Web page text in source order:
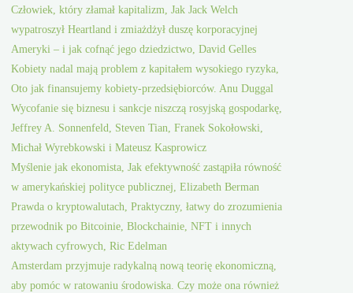
Człowiek, który złamał kapitalizm, Jak Jack Welch
wypatroszył Heartland i zmiażdżył duszę korporacyjnej
Ameryki – i jak cofnąć jego dziedzictwo, David Gelles
Kobiety nadal mają problem z kapitałem wysokiego ryzyka,
Oto jak finansujemy kobiety-przedsiębiorców. Anu Duggal
Wycofanie się biznesu i sankcje niszczą rosyjską gospodarkę,
Jeffrey A. Sonnenfeld, Steven Tian, Franek Sokołowski,
Michał Wyrebkowski i Mateusz Kasprowicz
Myślenie jak ekonomista, Jak efektywność zastąpiła równość
w amerykańskiej polityce publicznej, Elizabeth Berman
Prawda o kryptowalutach, Praktyczny, łatwy do zrozumienia
przewodnik po Bitcoinie, Blockchainie, NFT i innych
aktywach cyfrowych, Ric Edelman
Amsterdam przyjmuje radykalną nową teorię ekonomiczną,
aby pomóc w ratowaniu środowiska. Czy może ona również